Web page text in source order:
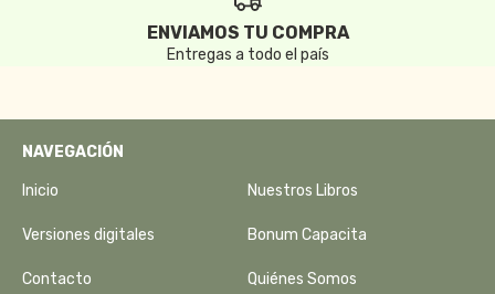
ENVIAMOS TU COMPRA
Entregas a todo el país
NAVEGACIÓN
Inicio Nuestros Libros
Versiones digitales Bonum Capacita
Contacto Quiénes Somos